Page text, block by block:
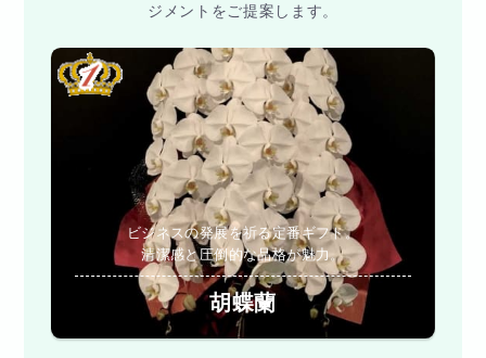
ジメントをご提案します。
ビジネスの発展を祈る定番ギフト。
清潔感と圧倒的な品格が魅力。
胡蝶蘭